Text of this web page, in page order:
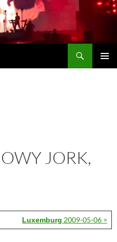
JORK,
Luxemburg 2009-05-06 >